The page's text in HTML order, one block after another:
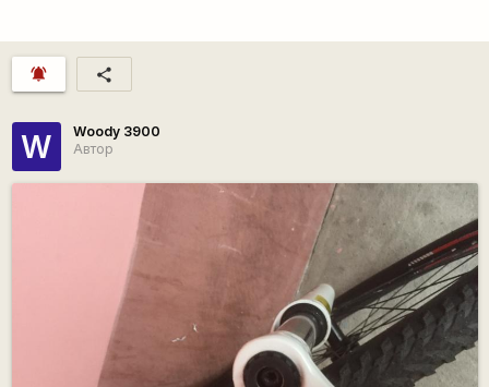
notifications_active share
W
Woody 3900
Автор